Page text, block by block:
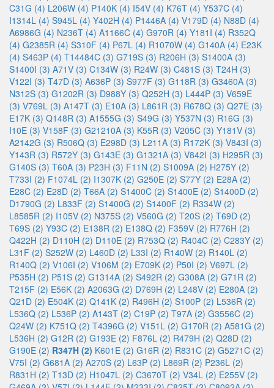
C31G (4) L206W (4) P140K (4) I54V (4) K76T (4) Y537C (4)
I1314L (4) S945L (4) Y402H (4) P1446A (4) V179D (4) N88D (4)
A6986G (4) N236T (4) A1166C (4) G970R (4) Y181I (4) R352Q
(4) G2385R (4) S310F (4) P67L (4) R1070W (4) G140A (4) E23K
(4) S463P (4) T14484C (3) G719S (3) R206H (3) S1400A (3)
S1400I (3) A71V (3) C134W (3) R24W (3) C481S (3) T24H (3)
V122I (3) T47D (3) A636P (3) S977F (3) G118R (3) G3460A (3)
N312S (3) G1202R (3) D988Y (3) Q252H (3) L444P (3) V659E
(3) V769L (3) A147T (3) E10A (3) L861R (3) R678Q (3) Q27E (3)
E17K (3) Q148R (3) A1555G (3) S49G (3) Y537N (3) R16G (3)
I10E (3) V158F (3) G21210A (3) K55R (3) V205C (3) Y181V (3)
A2142G (3) R506Q (3) E298D (3) L211A (3) R172K (3) V843I (3)
Y143R (3) R572Y (3) G143E (3) G1321A (3) V842I (3) H295R (3)
G140S (3) T60A (3) P23H (3) F11N (2) S1009A (2) H275Y (2)
T733I (2) F1074L (2) I1307K (2) G250E (2) S77Y (2) E28A (2)
E28C (2) E28D (2) T66A (2) S1400C (2) S1400E (2) S1400D (2)
D1790G (2) L833F (2) S1400G (2) S1400F (2) R334W (2)
L8585R (2) I105V (2) N375S (2) V560G (2) T20S (2) T69D (2)
T69S (2) Y93C (2) E138R (2) E138Q (2) F359V (2) R776H (2)
Q422H (2) D110H (2) D110E (2) R753Q (2) R404C (2) C283Y (2)
L31F (2) S252W (2) L460D (2) L33I (2) R140W (2) R140L (2)
R140Q (2) V106I (2) V106M (2) E709K (2) P50I (2) V697L (2)
P535H (2) P51S (2) G1314A (2) S492R (2) G308A (2) G71R (2)
T215F (2) E56K (2) A2063G (2) D769H (2) L248V (2) E280A (2)
Q21D (2) E504K (2) Q141K (2) R496H (2) S100P (2) L536R (2)
L536Q (2) L536P (2) A143T (2) C19P (2) T97A (2) G3556C (2)
Q24W (2) K751Q (2) T4396G (2) V151L (2) G170R (2) A581G (2)
L536H (2) G12R (2) G193E (2) F876L (2) R479H (2) Q28D (2)
G190E (2) R347H (2) K601E (2) G16R (2) R831C (2) G5271C (2)
V75I (2) G681A (2) A270S (2) L63P (2) L869R (2) P236L (2)
R831H (2) T13D (2) H1047L (2) C3670T (2) V34L (2) E255V (2)